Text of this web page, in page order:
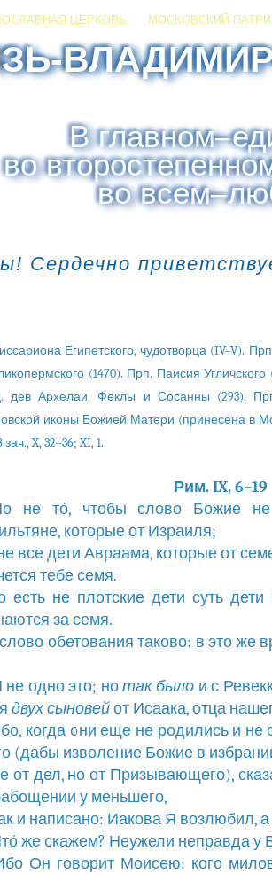
ЦЕРКОВЬ МОСКОВСКИЙ
В главном–
во
во всем–
Сердечно
Египетского, чудотворца (IV–V).
(1470). Прп. Паисия
дев Архелаи, Феклы и Сосанны (293).
иконы Божией Матери (принесена в
X, 32–36; XI, 1.
Рим. IX, 6–19
не то́, чтобы слово Божие
которые от Израиля;
все дети Авраама, которые от
тебе семя.
есть не плотские дети суть
за семя.
обетования таково: в это же
не одно это; нотак было и с
двух сыновейот Исаака, отца
когда они еще не родились и не
(дабы изволение Божие в
от дел, но от Призывающего),
у меньшего,
и написано: Иакова Я возлюбил,
же скажем? Неужели неправда у
Он говорит Моисею: кого